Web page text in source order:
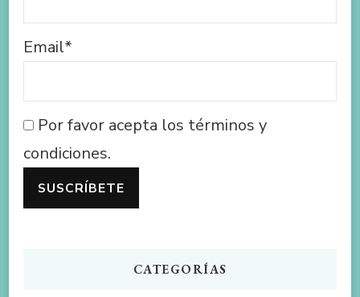
Email*
Por favor acepta los términos y
condiciones.
CATEGORÍAS